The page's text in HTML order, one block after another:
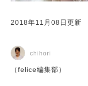
2018年11月08日更新
chihori
（felice編集部）